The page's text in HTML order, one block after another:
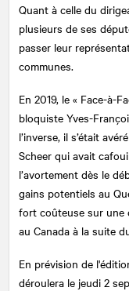
Quant à celle du
plusieurs de ses
passer leur
communes.
En 2019, le « Face-à-
bloquiste Yves-
l’inverse, il s’était
Scheer qui avait
l’avortement dès le
gains potentiels au
fort coûteuse sur une
au Canada à la suite
En prévision de
déroulera le jeudi 2